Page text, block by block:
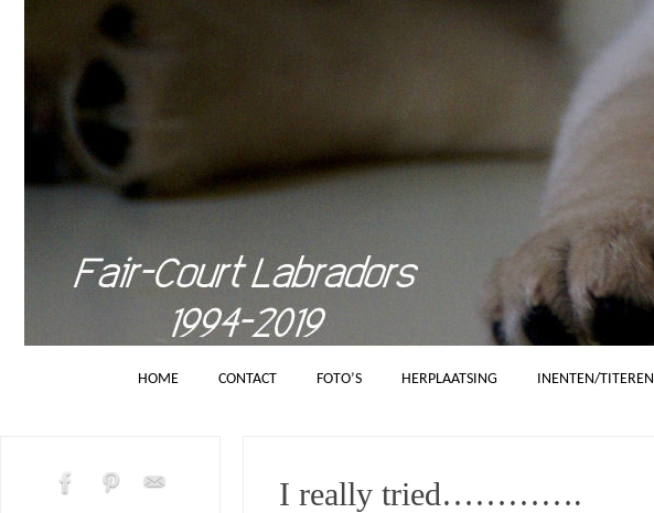
HOME CONTACT FOTO’S HERPLAATSING INENTEN/TITEREN
I really tried………….